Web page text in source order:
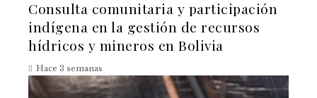
Consulta comunitaria y participación
indígena en la gestión de recursos
hídricos y mineros en Bolivia
Hace 3 semanas